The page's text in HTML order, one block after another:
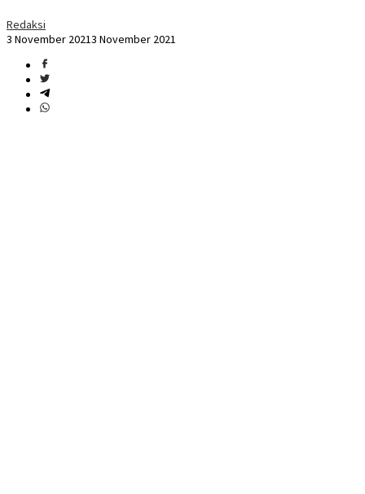
Redaksi
3 November 20213 November 2021